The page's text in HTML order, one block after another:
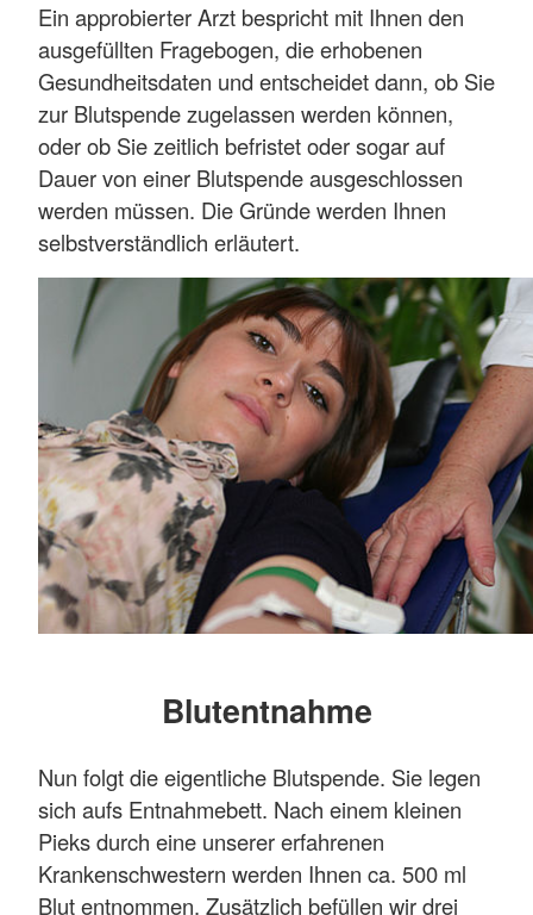
Ein approbierter Arzt bespricht mit Ihnen den
ausgefüllten Fragebogen, die erhobenen
Gesundheitsdaten und entscheidet dann, ob Sie
zur Blutspende zugelassen werden können,
oder ob Sie zeitlich befristet oder sogar auf
Dauer von einer Blutspende ausgeschlossen
werden müssen. Die Gründe werden Ihnen
selbstverständlich erläutert.
Blutentnahme
Nun folgt die eigentliche Blutspende. Sie legen
sich aufs Entnahmebett. Nach einem kleinen
Pieks durch eine unserer erfahrenen
Krankenschwestern werden Ihnen ca. 500 ml
Blut entnommen. Zusätzlich befüllen wir drei